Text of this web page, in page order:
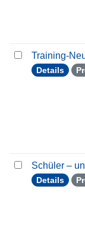
Training-
Details
Schüler –
Details